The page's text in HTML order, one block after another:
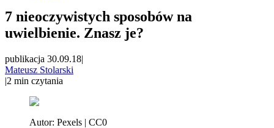
7 nieoczywistych sposobów na
uwielbienie. Znasz je?
publikacja 30.09.18|
Mateusz Stolarski
|2 min czytania
Autor: Pexels | CC0